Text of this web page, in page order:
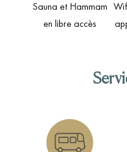
Sauna et Hammam
en libre accès